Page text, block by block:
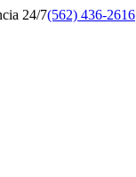
24/7(562) 436-2616